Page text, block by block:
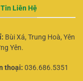
Liên Hệ
Bùi Xá, Trung Hoà, Yên
Yên.
thoại: 036.686.5351